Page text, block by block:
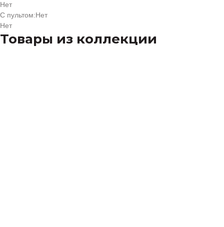
Нет
С пультом:Нет
Нет
Товары из коллекции